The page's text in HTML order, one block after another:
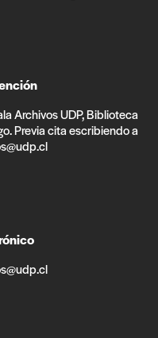
Archivos UDP, Biblioteca
Previa cita escribiendo a